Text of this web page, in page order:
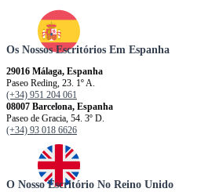
Os Nossos Escritórios Em Espanha
29016 Málaga, Espanha
Paseo Reding, 23. 1º A.
(+34) 951 204 061
08007 Barcelona, ​​​​​Espanha
Paseo de Gracia, 54. 3º D.
(+34) 93 018 6626
O Nosso Escritório No Reino Unido